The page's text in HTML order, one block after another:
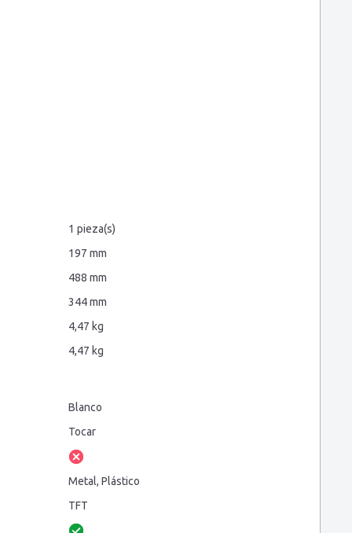
1 pieza(s)
197 mm
488 mm
344 mm
4,47 kg
4,47 kg
Blanco
Tocar
Metal, Plástico
TFT